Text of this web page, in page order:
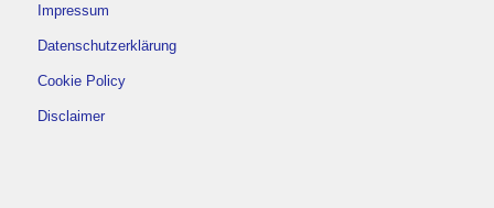
Impressum
Datenschutzerklärung
Cookie Policy
Disclaimer